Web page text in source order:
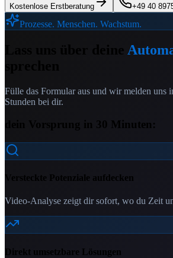
Kostenlose Erstberatung +49 40
Prozesse. Menschen. Wachstum.
Fülle das Formular aus und wir melden uns
Stunden bei dir.
dein Vorsprung in 30 Minuten:
Versteckte Potenziale aufdecken
Video-Analyse zeigt dir sofort, wo du Zeit
Direkt umsetzbare Lösungen